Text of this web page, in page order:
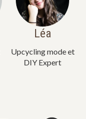
Léa
Upcycling mode et
DIY Expert